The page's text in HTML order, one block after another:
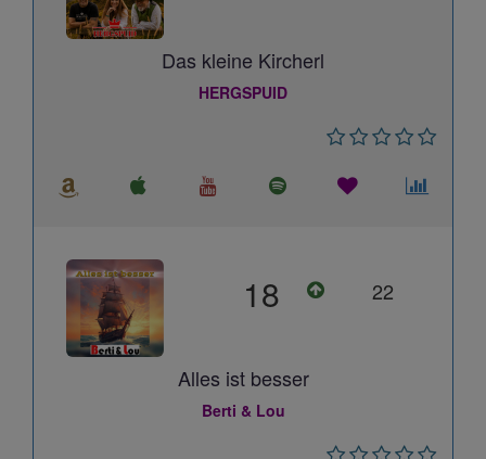
Das kleine Kircherl
HERGSPUID
18 22
Alles ist besser
Berti & Lou